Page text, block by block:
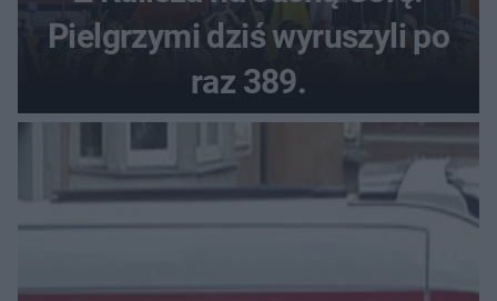
Pielgrzymi dziś wyruszyli po
raz 389.